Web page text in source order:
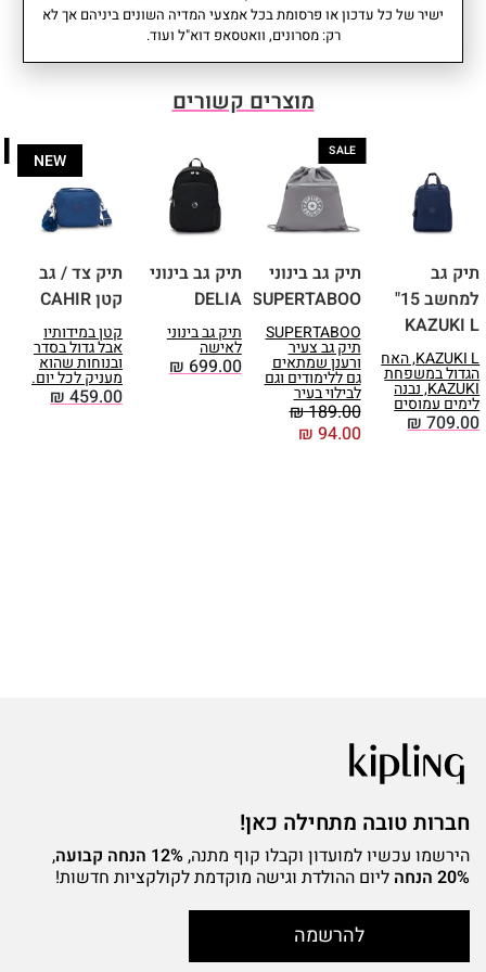
• תאים פונקציונליים: 3 (1 לפטופ +
2 עט) • גודל תא מחשב: גובה: 40 |
רוחב: 32 | עומק 1.5 ס"מ. • תואם
ידית: 31 ס"מ • אורך רצועות לתיק
גובה: 39.5 סמ
אחריות: שנתיים
מוצרים קשורים
תיק גב
למחשב 15"
KAZUKI L
KAZUKI L, האח
הגדול במשפחת
KAZUKI, נבנה
לימים עמוסים
₪709.00
SALE
תיק גב בינוני
SUPERTABOO
SUPERTABOO
תיק גב צעיר
ורענן שמתאים
גם ללימודים וגם
לבילוי בעיר
₪189.00
₪ 94.00
תיק גב בינוני
DELIA
תיק גב בינוני
לאישה
₪699.00
NEW
תיק צד / גב
קטן CAHIR
קטן במידותיו
אבל גדול בסדר
ובנוחות שהוא
מעניק לכל יום.
₪459.00
חברות טובה מתחילה כאן!
הירשמו עכשיו למועדון וקבלו קוף מתנה, 12% הנחה קבועה
,
20% הנחה
ליום ההולדת וגישה מוקדמת לקולקציות חדשות!
להרשמה
ישיר של כל עדכון או פרסומת בכל אמצעי המדיה השונים ביניהם אך לא
רק: מסרונים, וואטסאפ דוא"ל ועוד.